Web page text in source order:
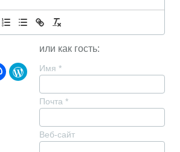
или как гость:
Имя *
Почта *
Веб-сайт